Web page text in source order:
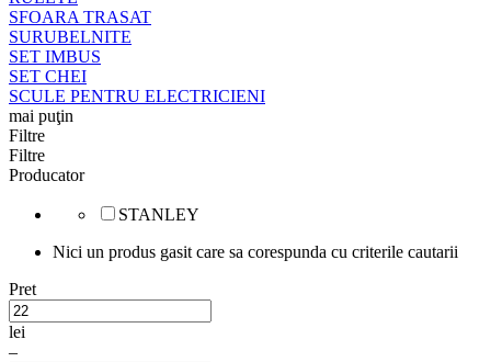
SFOARA TRASAT
SURUBELNITE
SET IMBUS
SET CHEI
SCULE PENTRU ELECTRICIENI
mai puţin
Filtre
Filtre
Producator
STANLEY
Nici un produs gasit care sa corespunda cu criterile cautarii
Pret
lei
–